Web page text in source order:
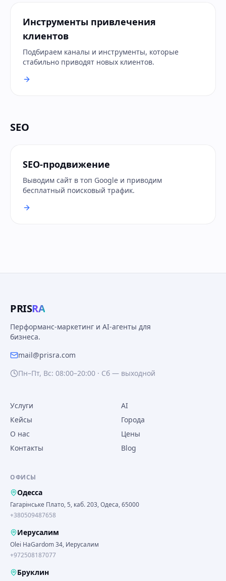
Инструменты привлечения
клиентов
Подбираем каналы и инструменты, которые
стабильно приводят новых клиентов.
SEO
SEO-продвижение
Выводим сайт в топ Google и приводим
бесплатный поисковый трафик.
PRISRA
Перформанс-маркетинг и AI-агенты для
бизнеса.
mail@prisra.com
Пн–Пт, Вс: 08:00–20:00 · Сб — выходной
Услуги
AI
Кейсы
Города
О нас
Цены
Контакты
Blog
ОФИСЫ
Одесса
Гагарінське Плато, 5, каб. 203, Одеса, 65000
+380509487658
Иерусалим
Olei HaGardom 34, Иерусалим
+972508187077
Бруклин